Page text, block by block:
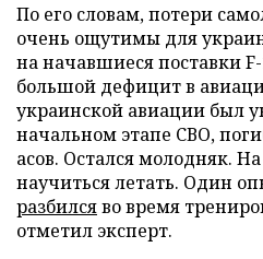
По его словам, потери
очень ощутимы для
на начавшиеся поставки
большой дефицит в
украинской авиации был
начальном этапе СВО,
асов. Остался молодняк.
научиться летать. Один
разбилсяво время
отметил эксперт.